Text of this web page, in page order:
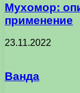
Мухомор:
применение
23.11.2022
Ванда